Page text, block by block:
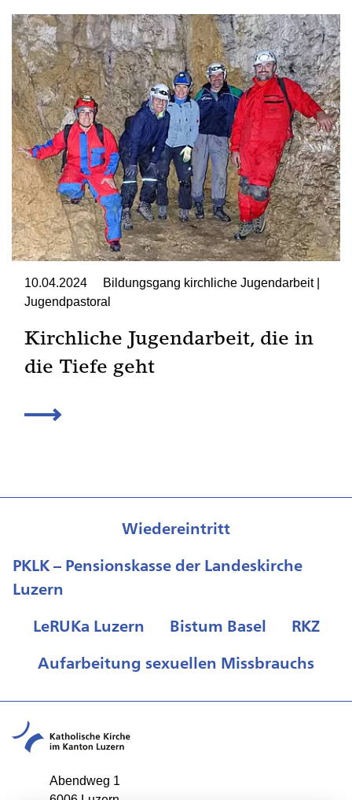
10.04.2024
Bildungsgang kirchliche Jugendarbeit |
Jugendpastoral
Kirchliche Jugendarbeit, die in
die Tiefe geht
Wiedereintritt
PKLK – Pensionskasse der Landeskirche
Luzern
LeRUKa Luzern
Bistum Basel
RKZ
Aufarbeitung sexuellen Missbrauchs
Abendweg 1